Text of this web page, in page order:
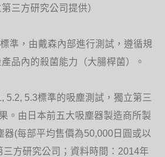
三方研究公司提供）
準，由戴森內部進行測試，遵循規
品內的殺菌能力（大腸桿菌）。
5.2, 5.3標準的吸塵測試，獨立第三
。由日本前五大吸塵器製造商所製
器(每部平均售價為50,000日圓或以
三方研究公司；資料時間：2014年